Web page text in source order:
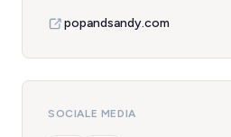
popandsandy.com
SOCIALE MEDIA